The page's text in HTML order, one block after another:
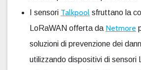
I sensori Talkpool sfruttano la
LoRaWAN offerta da Netmore
soluzioni di prevenzione dei
utilizzando dispositivi di sensori